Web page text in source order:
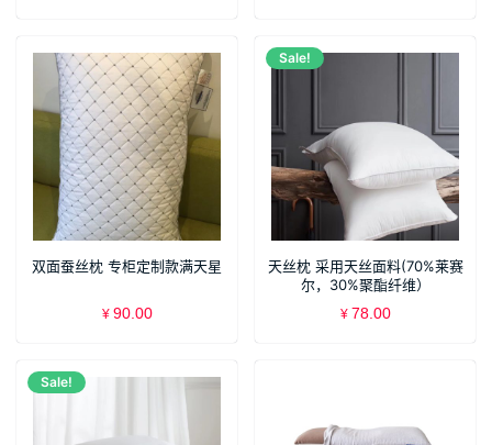
双面蚕丝枕 专柜定制款满天星
¥ 90.00
Sale!
天丝枕 采用天丝面料(70%莱赛
尔，30%聚酯纤维）
¥ 78.00
Sale!